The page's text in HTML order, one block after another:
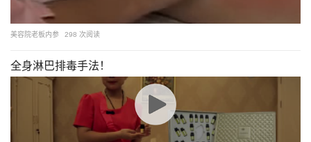
美容院老板内参 298 次阅读
全身淋巴排毒手法！